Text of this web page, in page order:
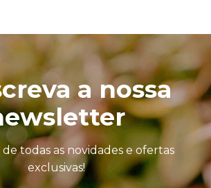
a nossa
todas as novidades e ofertas
exclusivas!